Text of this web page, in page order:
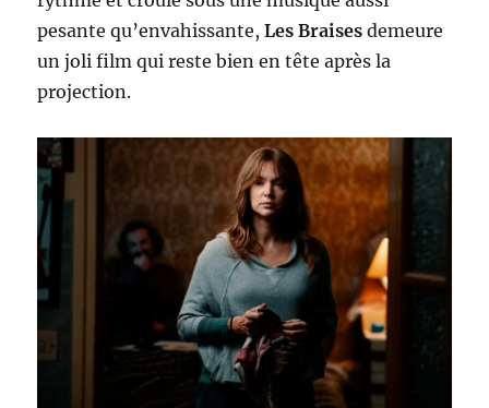
pesante qu’envahissante,Les Braises demeure
un joli film qui reste bien en tête après la
projection.